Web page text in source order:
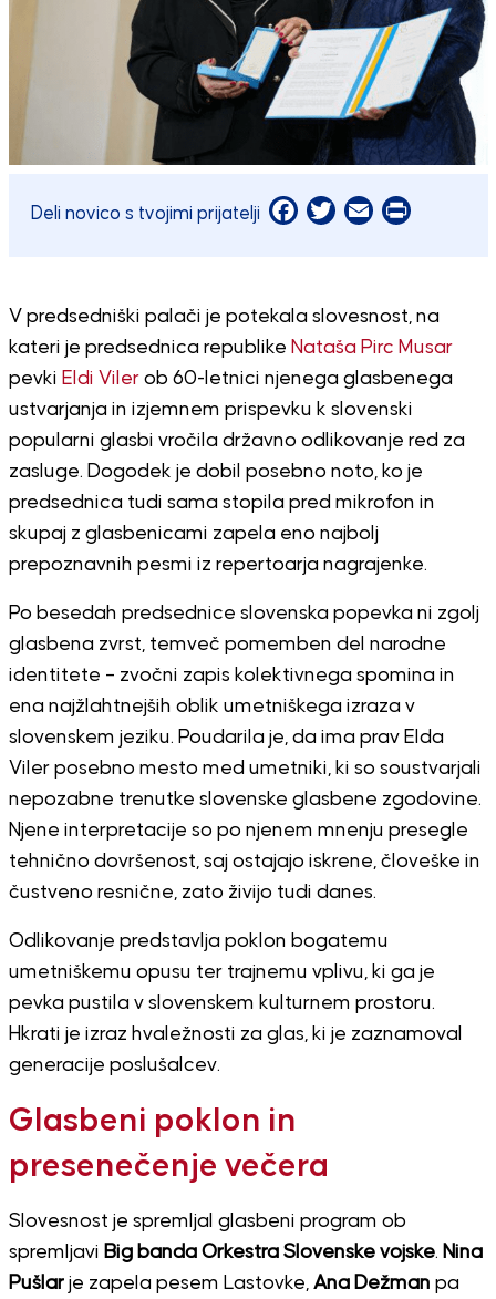
Deli novico s tvojimi prijatelji Facebook
Twitter
EmailPrint
V predsedniški palači je potekala slovesnost, na
kateri je predsednica republike Nataša Pirc Musar
pevki Eldi Vilerob 60-letnici njenega glasbenega
ustvarjanja in izjemnem prispevku k slovenski
popularni glasbi vročila državno odlikovanje red za
zasluge. Dogodek je dobil posebno noto, ko je
predsednica tudi sama stopila pred mikrofon in
skupaj z glasbenicami zapela eno najbolj
prepoznavnih pesmi iz repertoarja nagrajenke.
Po besedah predsednice slovenska popevka ni zgolj
glasbena zvrst, temveč pomemben del narodne
identitete – zvočni zapis kolektivnega spomina in
ena najžlahtnejših oblik umetniškega izraza v
slovenskem jeziku. Poudarila je, da ima prav Elda
Viler posebno mesto med umetniki, ki so soustvarjali
nepozabne trenutke slovenske glasbene zgodovine.
Njene interpretacije so po njenem mnenju presegle
tehnično dovršenost, saj ostajajo iskrene, človeške in
čustveno resnične, zato živijo tudi danes.
Odlikovanje predstavlja poklon bogatemu
umetniškemu opusu ter trajnemu vplivu, ki ga je
pevka pustila v slovenskem kulturnem prostoru.
Hkrati je izraz hvaležnosti za glas, ki je zaznamoval
generacije poslušalcev.
Glasbeni poklon in
presenečenje večera
Slovesnost je spremljal glasbeni program ob
spremljavi Big banda Orkestra Slovenske vojske. Nina
Pušlarje zapela pesem Lastovke, Ana Dežman pa